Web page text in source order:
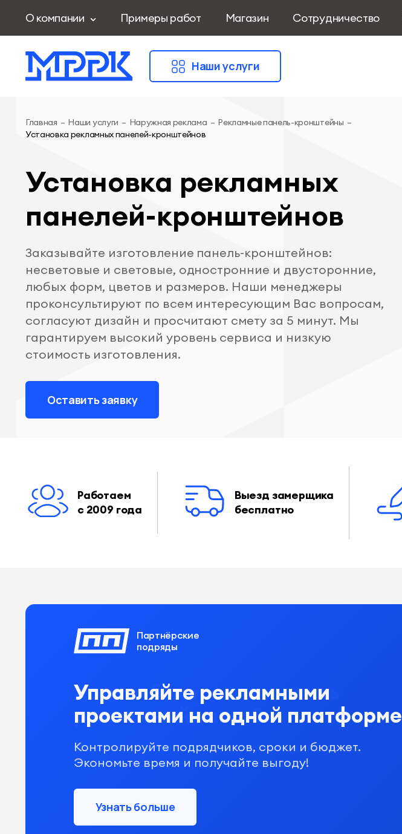
О компании Примеры работ Магазин Сотрудничество
Наши услуги
Главная – Наши услуги – Наружная реклама – Рекламные панель-кронштейны –
Установка рекламных панелей-кронштейнов
Установка рекламных
панелей-кронштейнов
Заказывайте изготовление панель-кронштейнов:
несветовые и световые, одностронние и двусторонние,
любых форм, цветов и размеров. Наши менеджеры
проконсультируют по всем интересующим Вас вопросам,
согласуют дизайн и просчитают смету за 5 минут. Мы
гарантируем высокий уровень сервиса и низкую
стоимость изготовления.
Оставить заявку
Работаем
с 2009 года
Выезд замерщика
бесплатно
Партнёрские
подряды
Партнёрские
подряды
Партнёрские
подряды
Управляйте рекламными
проектами на одной платформе
Контролируйте подрядчиков, сроки и бюджет.
Экономьте время и получайте выгоду!
Узнать больше